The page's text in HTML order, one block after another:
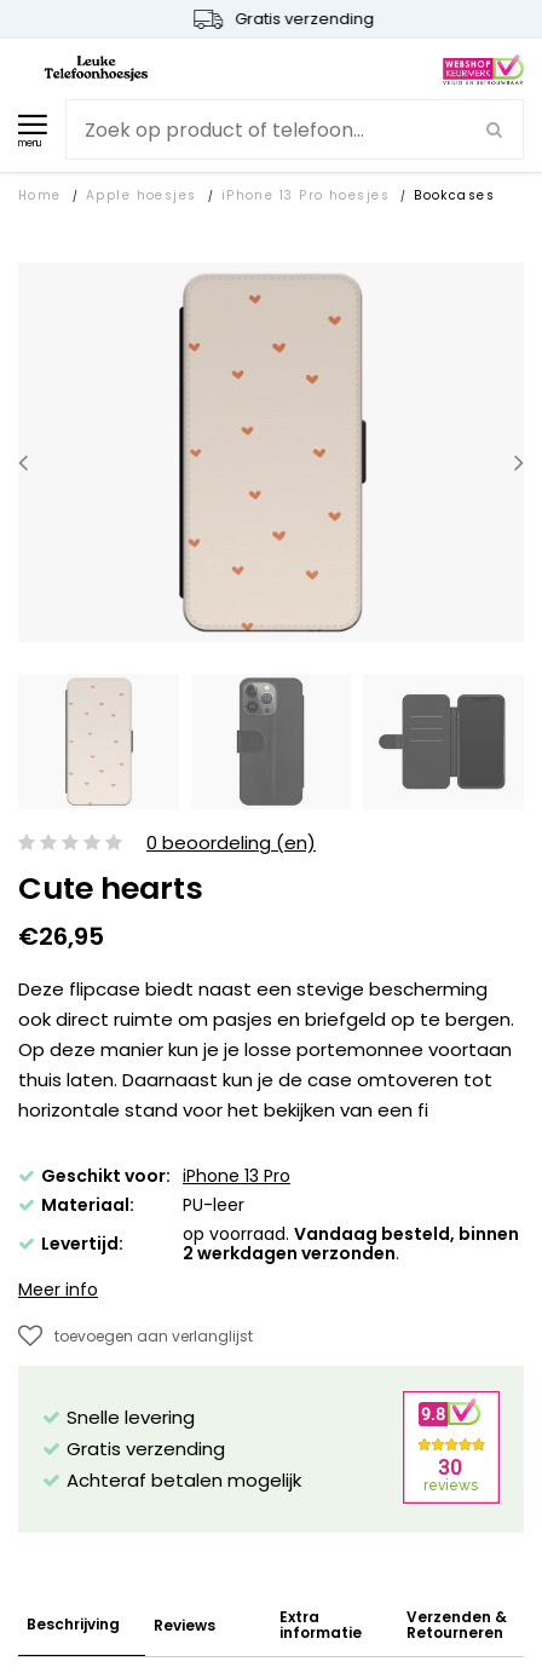
Gratis verzending
menu
Home / Apple hoesjes / iPhone 13 Pro hoesjes / Bookcases
0 beoordeling (en)
Cute hearts
€26,95
Deze flipcase biedt naast een stevige bescherming
ook direct ruimte om pasjes en briefgeld op te bergen.
Op deze manier kun je je losse portemonnee voortaan
thuis laten. Daarnaast kun je de case omtoveren tot
horizontale stand voor het bekijken van een fi
Geschikt voor: iPhone 13 Pro
Materiaal:
PU-leer
Levertijd:
op voorraad. Vandaag besteld, binnen
2 werkdagen verzonden.
Meer info
toevoegen aan verlanglijst
Snelle levering
Gratis verzending
Achteraf betalen mogelijk
Beschrijving Reviews Extra
informatie
Verzenden &
Retourneren